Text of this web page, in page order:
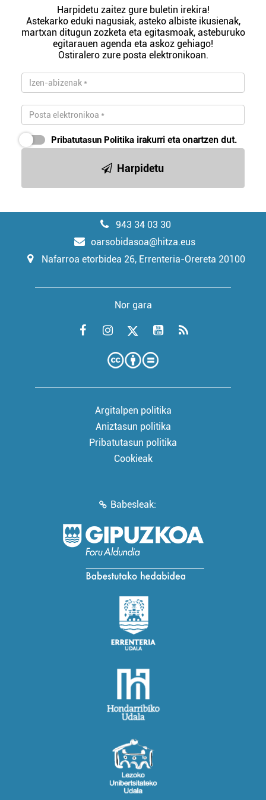
Harpidetu zaitez gure buletin irekira!
Astekarko eduki nagusiak, asteko albiste ikusienak,
martxan ditugun zozketa eta egitasmoak, asteburuko
egitarauen agenda eta askoz gehiago!
Ostiralero zure posta elektronikoan.
Pribatutasun Politika irakurri eta onartzen dut.
Harpidetu
943 34 03 30
oarsobidasoa@hitza.eus
Nafarroa etorbidea 26, Errenteria-Orereta 20100
Nor gara
Argitalpen politika
Aniztasun politika
Pribatutasun politika
Cookieak
Babesleak: